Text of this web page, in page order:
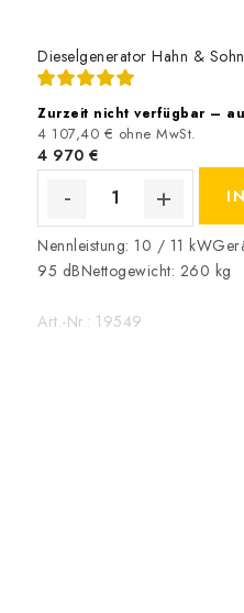
Dieselgenerator Hahn &
Zurzeit nicht verfügbar –
4 107,40 € ohne MwSt.
4 970 €
Nennleistung: 10 / 11
95 dBNettogewicht: 260 kg
Art.-Nr.: 19549